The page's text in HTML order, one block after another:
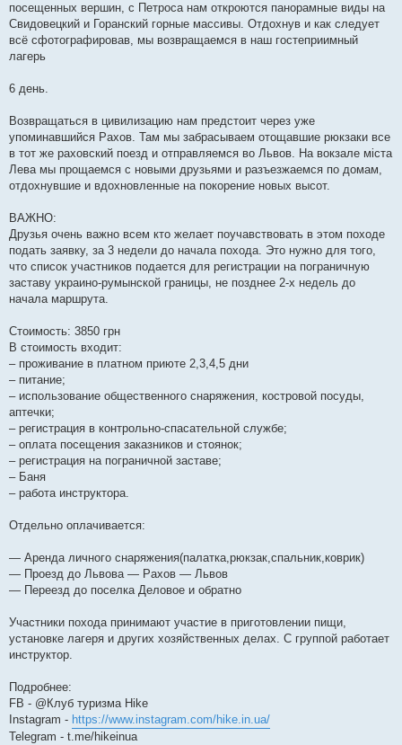
посещенных вершин, с Петроса нам откроются панорамные виды на
Свидовецкий и Горанский горные массивы. Отдохнув и как следует
всё сфотографировав, мы возвращаемся в наш гостеприимный
лагерь
6 день.
Возвращаться в цивилизацию нам предстоит через уже
упоминавшийся Рахов. Там мы забрасываем отощавшие рюкзаки все
в тот же раховский поезд и отправляемся во Львов. На вокзале міста
Лева мы прощаемся с новыми друзьями и разъезжаемся по домам,
отдохнувшие и вдохновленные на покорение новых высот.
ВАЖНО:
Друзья очень важно всем кто желает поучавствовать в этом походе
подать заявку, за 3 недели до начала похода. Это нужно для того,
что список участников подается для регистрации на пограничную
заставу украино-румынской границы, не позднее 2-х недель до
начала маршрута.
Стоимость: 3850 грн
В стоимость входит:
– проживание в платном приюте 2,3,4,5 дни
– питание;
– использование общественного снаряжения, костровой посуды,
аптечки;
– регистрация в контрольно-спасательной службе;
– оплата посещения заказников и стоянок;
– регистрация на пограничной заставе;
– Баня
– работа инструктора.
Отдельно оплачивается:
— Аренда личного снаряжения(палатка,рюкзак,спальник,коврик)
— Проезд до Львова — Рахов — Львов
— Переезд до поселка Деловое и обратно
Участники похода принимают участие в приготовлении пищи,
установке лагеря и других хозяйственных делах. С группой работает
инструктор.
Подробнее:
FB - @Клуб туризма Hike
Instagram - https://www.instagram.com/hike.in.ua/
Telegram - t.me/hikeinua